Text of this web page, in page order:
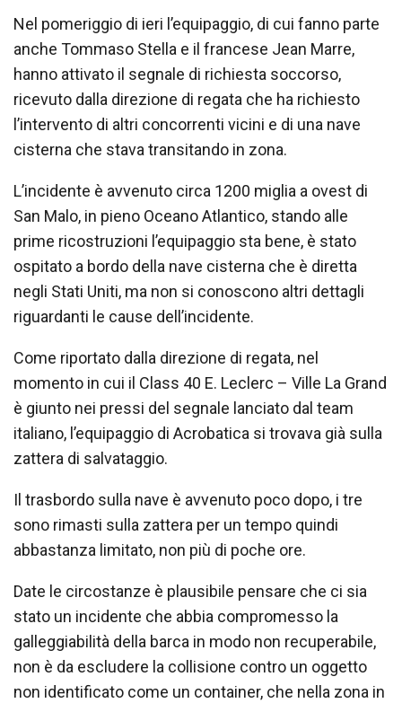
Nel pomeriggio di ieri l’equipaggio, di cui fanno parte
anche Tommaso Stella e il francese Jean Marre,
hanno attivato il segnale di richiesta soccorso,
ricevuto dalla direzione di regata che ha richiesto
l’intervento di altri concorrenti vicini e di una nave
cisterna che stava transitando in zona.
L’incidente è avvenuto circa 1200 miglia a ovest di
San Malo, in pieno Oceano Atlantico, stando alle
prime ricostruzioni l’equipaggio sta bene, è stato
ospitato a bordo della nave cisterna che è diretta
negli Stati Uniti, ma non si conoscono altri dettagli
riguardanti le cause dell’incidente.
Come riportato dalla direzione di regata, nel
momento in cui il Class 40 E. Leclerc – Ville La Grand
è giunto nei pressi del segnale lanciato dal team
italiano, l’equipaggio di Acrobatica si trovava già sulla
zattera di salvataggio.
Il trasbordo sulla nave è avvenuto poco dopo, i tre
sono rimasti sulla zattera per un tempo quindi
abbastanza limitato, non più di poche ore.
Date le circostanze è plausibile pensare che ci sia
stato un incidente che abbia compromesso la
galleggiabilità della barca in modo non recuperabile,
non è da escludere la collisione contro un oggetto
non identificato come un container, che nella zona in